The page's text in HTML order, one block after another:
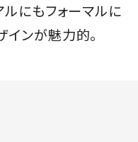
ルにもフォーマルに
ンが魅力的。